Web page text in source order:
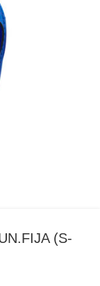
(S-